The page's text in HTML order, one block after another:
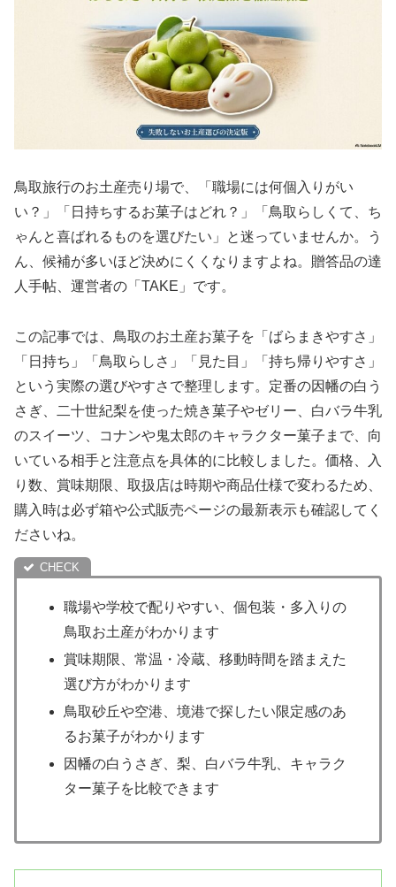
鳥取旅行のお土産売り場で、「職場には何個入りがい
い？」「日持ちするお菓子はどれ？」「鳥取らしくて、ち
ゃんと喜ばれるものを選びたい」と迷っていませんか。う
ん、候補が多いほど決めにくくなりますよね。贈答品の達
人手帖、運営者の「TAKE」です。
この記事では、鳥取のお土産お菓子を「ばらまきやすさ」
「日持ち」「鳥取らしさ」「見た目」「持ち帰りやすさ」
という実際の選びやすさで整理します。定番の因幡の白う
さぎ、二十世紀梨を使った焼き菓子やゼリー、白バラ牛乳
のスイーツ、コナンや鬼太郎のキャラクター菓子まで、向
いている相手と注意点を具体的に比較しました。価格、入
り数、賞味期限、取扱店は時期や商品仕様で変わるため、
購入時は必ず箱や公式販売ページの最新表示も確認してく
ださいね。
職場や学校で配りやすい、個包装・多入りの
鳥取お土産がわかります
賞味期限、常温・冷蔵、移動時間を踏まえた
選び方がわかります
鳥取砂丘や空港、境港で探したい限定感のあ
るお菓子がわかります
因幡の白うさぎ、梨、白バラ牛乳、キャラク
ター菓子を比較できます